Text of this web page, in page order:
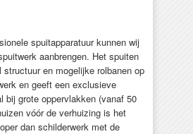
spuitapparatuur kunnen wij
aanbrengen. Het spuiten
structuur en mogelijke rolbanen op
en geeft een exclusieve
bij grote oppervlakken (vanaf 50
vóór de verhuizing is het
dan schilderwerk met de